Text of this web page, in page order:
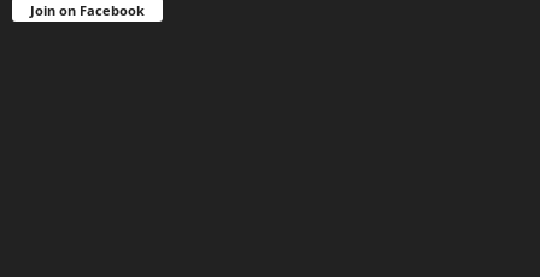
Join on Facebook